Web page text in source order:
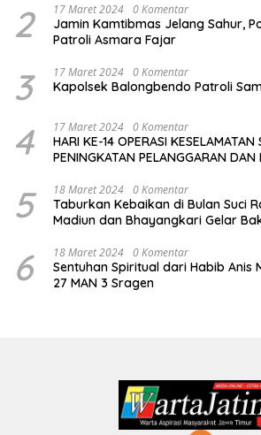
2 17 Maret 2024 0 Komentar
Jamin Kamtibmas Jelang Sahur,
Patroli Asmara Fajar
3 17 Maret 2024 0 Komentar
Kapolsek Balongbendo Patroli
4 17 Maret 2024 0 Komentar
HARI KE-14 OPERASI KESELAMATAN
PENINGKATAN PELANGGARAN
5 18 Maret 2024 0 Komentar
Taburkan Kebaikan di Bulan Suci
Madiun dan Bhayangkari Gelar
6 18 Maret 2024 0 Komentar
Sentuhan Spiritual dari Habib Anis
27 MAN 3 Sragen